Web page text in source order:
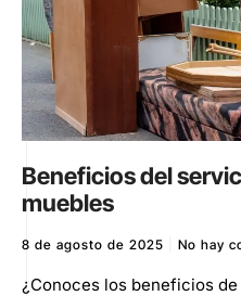
Beneficios del
muebles
8 de agosto de 2025 No hay
¿Conoces los beneficios